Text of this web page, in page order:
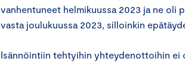
vanhentuneet helmikuussa 2023 ja ne oli
vasta joulukuussa 2023, silloinkin
Isännöintiin tehtyihin yhteydenottoihin ei